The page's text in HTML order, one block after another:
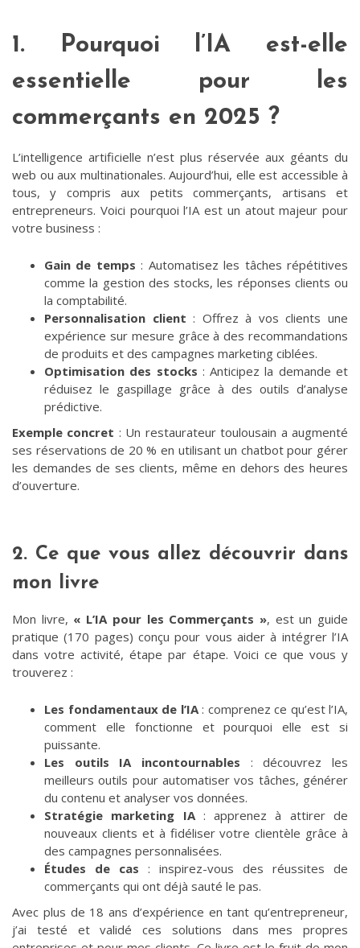
1. Pourquoi l’IA est-elle
essentielle pour les
commerçants en 2025 ?
L’intelligence artificielle n’est plus réservée aux géants du
web ou aux multinationales. Aujourd’hui, elle est accessible à
tous, y compris aux petits commerçants, artisans et
entrepreneurs. Voici pourquoi l’IA est un atout majeur pour
votre business :
Gain de temps : Automatisez les tâches répétitives
comme la gestion des stocks, les réponses clients ou
la comptabilité.
Personnalisation client : Offrez à vos clients une
expérience sur mesure grâce à des recommandations
de produits et des campagnes marketing ciblées.
Optimisation des stocks : Anticipez la demande et
réduisez le gaspillage grâce à des outils d’analyse
prédictive.
Exemple concret : Un restaurateur toulousain a augmenté
ses réservations de 20 % en utilisant un chatbot pour gérer
les demandes de ses clients, même en dehors des heures
d’ouverture.
2. Ce que vous allez découvrir dans
mon livre
Mon livre, « L’IA pour les Commerçants », est un guide
pratique (170 pages) conçu pour vous aider à intégrer l’IA
dans votre activité, étape par étape. Voici ce que vous y
trouverez :
Les fondamentaux de l’IA: comprenez ce qu’est l’IA,
comment elle fonctionne et pourquoi elle est si
puissante.
Les outils IA incontournables : découvrez les
meilleurs outils pour automatiser vos tâches, générer
du contenu et analyser vos données.
Stratégie marketing IA: apprenez à attirer de
nouveaux clients et à fidéliser votre clientèle grâce à
des campagnes personnalisées.
Études de cas : inspirez-vous des réussites de
commerçants qui ont déjà sauté le pas.
Avec plus de 18 ans d’expérience en tant qu’entrepreneur,
j’ai testé et validé ces solutions dans mes propres